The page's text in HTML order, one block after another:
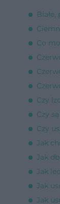
Co
Czy
Czy
Czy
Jak
Jak
Jak
Jak
Jak